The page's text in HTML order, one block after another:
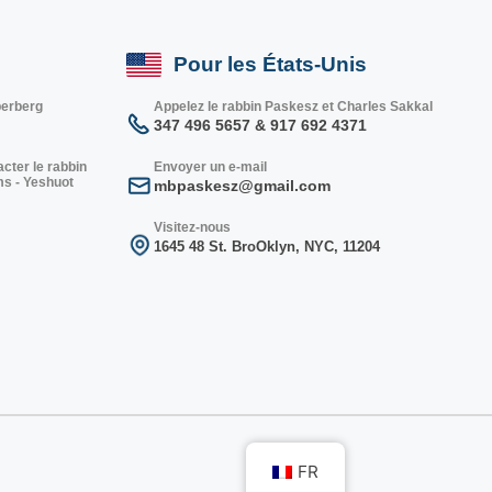
le rabbin
- Yeshuot
Pour les États-Unis
Appelez le rabbin Paskesz et Charles Sakkal
347 496 5657 & 917 692 4371
Envoyer un e-mail
mbpaskesz@gmail.com
Visitez-nous
1645 48 St. BroOklyn, NYC, 11204
FR